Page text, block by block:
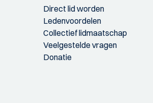
Direct lid worden
Ledenvoordelen
Collectief lidmaatschap
Veelgestelde vragen
Donatie